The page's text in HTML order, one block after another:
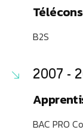
B2S
2007 -
BAC PRO